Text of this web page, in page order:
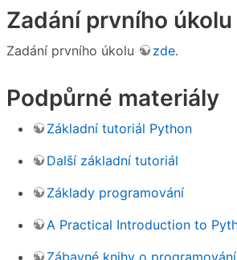
Zadání prvního úkolu
Zadání prvního úkolu zde.
Podpůrné materiály
Základní tutoriál Python
Další základní tutoriál
Základy programování
A Practical Introduction to
Zábavné knihy o